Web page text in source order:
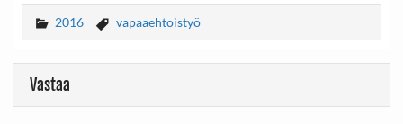
2016 vapaaehtoistyö
Vastaa